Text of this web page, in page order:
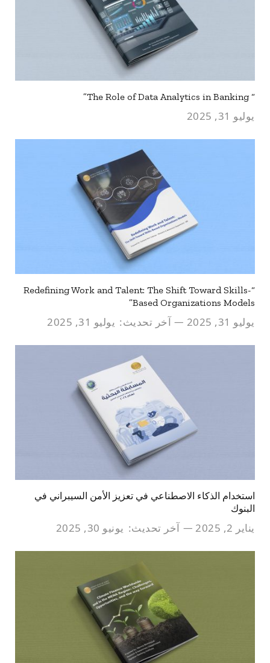
“ The Role of Data Analytics in Banking”
يوليو 31, 2025
“Redefining Work and Talent: The Shift Toward Skills-
Based Organizations Models”
يوليو 31, 2025 آخر تحديث: يوليو 31, 2025
استخدام الذكاء الاصطناعي في تعزيز الأمن السيبراني في
البنوك
يناير 2, 2025 آخر تحديث: يونيو 30, 2025